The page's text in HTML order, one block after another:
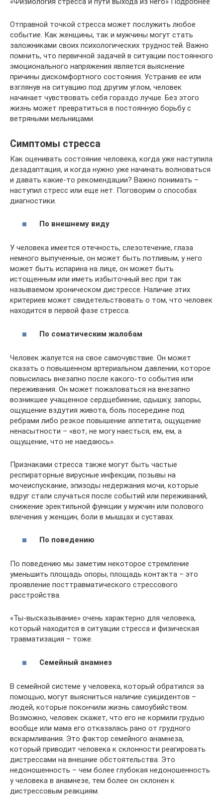
Отправной точкой стресса может послужить любое
событие. Как женщины, так и мужчины могут стать
заложниками своих психологических трудностей. Важно
помнить, что первичной задачей в ситуации постоянного
эмоционального напряжения является выяснение
причины дискомфортного состояния. Устранив ее или
взглянув на ситуацию под другим углом, человек
начинает чувствовать себя гораздо лучше. Без этого
жизнь может превратиться в постоянную борьбу с
ветряными мельницами.
Симптомы стресса
Как оценивать состояние человека, когда уже наступила
дезадаптация, и когда нужно уже начинать волноваться
и давать какие-то рекомендации? Важно понимать –
наступил стресс или еще нет. Поговорим о способах
диагностики.
По внешнему виду
У человека имеется отечность, слезотечение, глаза
немного выпученные, он может быть потливым, у него
может быть испарина на лице, он может быть
истощенным или иметь избыточный вес при так
называемом хроническом дистрессе. Наличие этих
критериев может свидетельствовать о том, что человек
находится в первой фазе стресса.
По соматическим жалобам
Человек жалуется на свое самочувствие. Он может
сказать о повышенном артериальном давлении, которое
повысилась внезапно после какого-то события или
переживания. Он может пожаловаться на внезапно
возникшее учащенное сердцебиение, одышку, запоры,
ощущение вздутия живота, боль посередине под
ребрами либо резкое повышение аппетита, ощущение
ненасытности – «вот, не могу наесться, ем, ем, а
ощущение, что не наедаюсь».
Признаками стресса также могут быть частые
респираторные вирусные инфекции, позывы на
мочеиспускание, эпизоды недержания мочи, которые
вдруг стали случаться после событий или переживаний,
снижение эректильной функции у мужчин или полового
влечения у женщин, боли в мышцах и суставах.
По поведению
По поведению мы заметим некоторое стремление
уменьшить площадь опоры, площадь контакта – это
проявление посттравматического стрессового
расстройства.
«Ты-высказывание» очень характерно для человека,
который находится в ситуации стресса и физическая
травматизация – тоже.
Семейный анамнез
В семейной системе у человека, который обратился за
помощью, могут выясниться наличие суицидентов –
людей, которые покончили жизнь самоубийством.
Возможно, человек скажет, что его не кормили грудью
вообще или мама его отказалась рано от грудного
вскармливания. Это фактор семейного анамнеза,
который приводит человека к склонности реагировать
дистрессами на внешние обстоятельства. Это
недоношенность – чем более глубокая недоношенность
у человека в анамнезе, тем более он склонен к
дистрессовым реакциям.